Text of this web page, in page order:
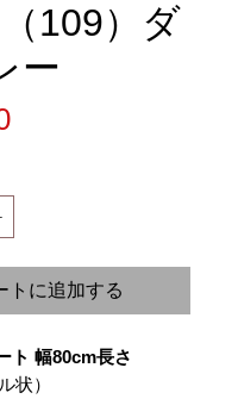
109）ダ
ー
価
トに追加する
ト 幅80cm長さ
状）